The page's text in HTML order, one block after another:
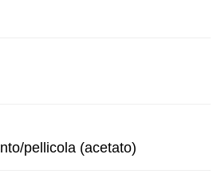
pellicola (acetato)